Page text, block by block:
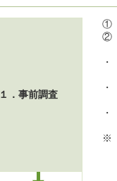
１．事前調査
①
②
・
・
・
※